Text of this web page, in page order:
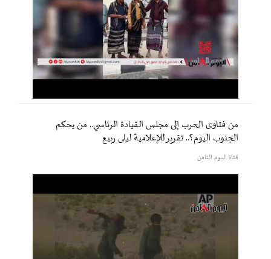
من فتاوى الحرب إلى مجلس القيادة الرئاسي.. من يحكم
الجنوب اليوم؟.. تقرير للإعلامية ليلى ربيع
قناة اليوم الثامن